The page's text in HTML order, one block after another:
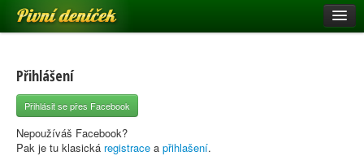
Pivní deníček
Pivní mapa
Pivní značky
Nápověda
Přihlášení
Přihlásit se přes Facebook
Nepoužíváš Facebook?
Pak je tu klasická registrace a přihlašení.